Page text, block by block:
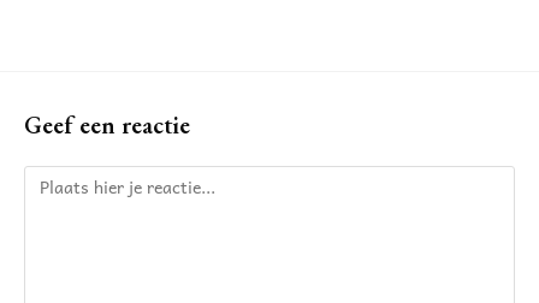
Geef een reactie